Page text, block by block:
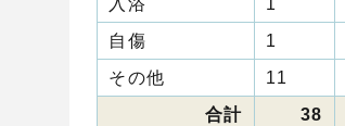
入浴
1
自傷
1
その他
11
合計
38